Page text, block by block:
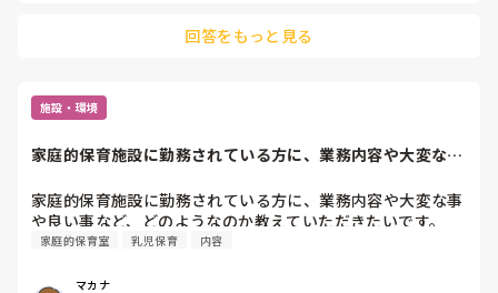
回答をもっと見る
施設・環境
家庭的保育施設に勤務されている方に、業務内容や大変な事
家庭的保育施設に勤務されている方に、業務内容や大変な事
や良い事など、どのようなのか教えていただきたいです。
家庭的保育室 乳児保育 内容
マカナ